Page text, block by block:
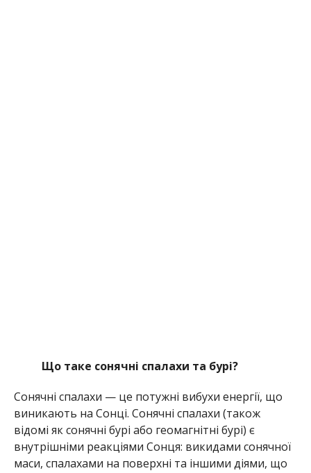
Що таке сонячні спалахи та бурі?
Сонячні спалахи — це потужні вибухи енергії, що
виникають на Сонці. Сонячні спалахи (також
відомі як сонячні бурі або геомагнітні бурі) є
внутрішніми реакціями Сонця: викидами сонячної
маси, спалахами на поверхні та іншими діями, що